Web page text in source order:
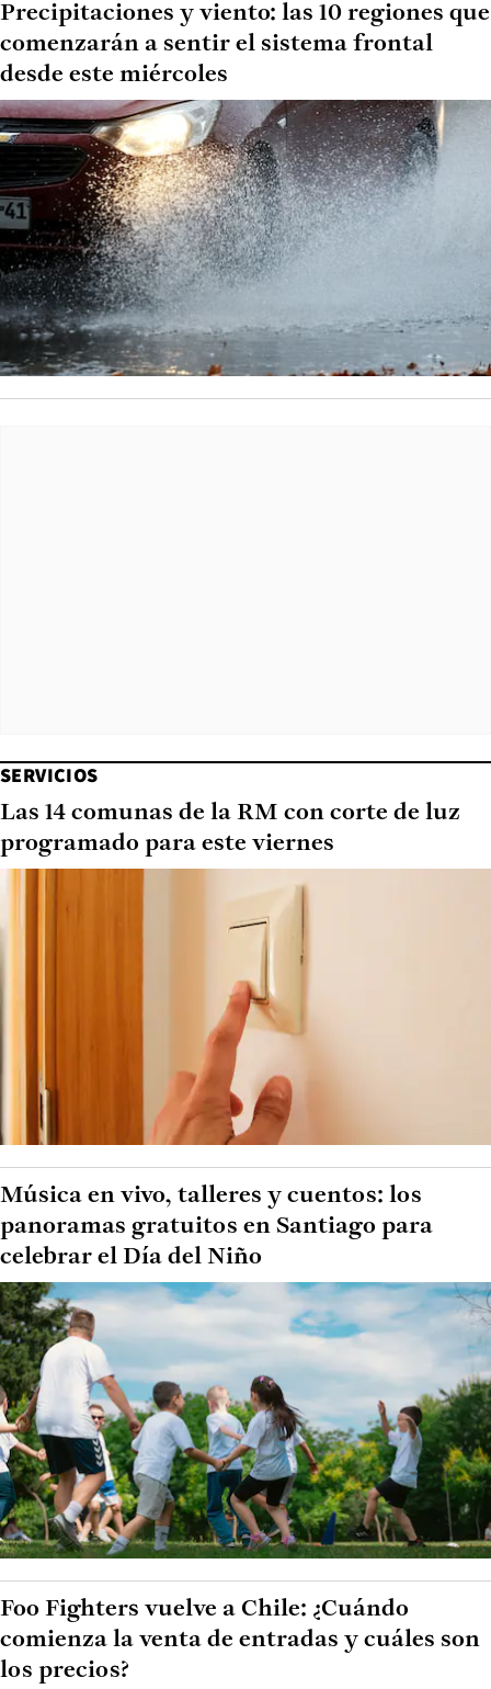
Precipitaciones y viento: las 10 regiones que
comenzarán a sentir el sistema frontal
desde este miércoles
SERVICIOS
Las 14 comunas de la RM con corte de luz
programado para este viernes
Música en vivo, talleres y cuentos: los
panoramas gratuitos en Santiago para
celebrar el Día del Niño
Foo Fighters vuelve a Chile: ¿Cuándo
comienza la venta de entradas y cuáles son
los precios?